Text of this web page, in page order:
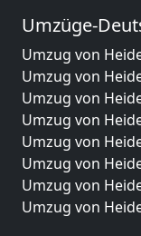
Umzüge-
Umzug von
Umzug von
Umzug von
Umzug von
Umzug von
Umzug von
Umzug von
Umzug von